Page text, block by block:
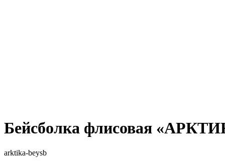
Бейсболка флисовая
arktika-beysb